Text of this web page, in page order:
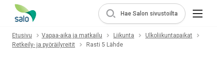
Hae Salon sivustoilta
Etusivu Vapaa-aika ja matkailu Liikunta
Ulkoliikuntapaikat
Retkeily- ja pyöräilyreitit
Rasti 5 Lähde